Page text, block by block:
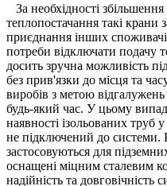
За необхідності
теплопостачання такі крани
приєднання інших
потреби відключати подачу
досить зручна можливість
без прив'язки до місця та
виробів з метою
будь-який час. У цьому
наявності ізольованих
не підключений до системи.
застосовуються для
оснащені міцним сталевим
надійність та